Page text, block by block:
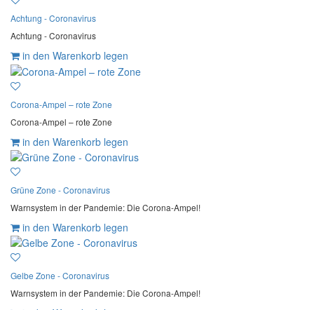
Achtung - Coronavirus
Achtung - Coronavirus
in den Warenkorb legen
Corona-Ampel – rote Zone
Corona-Ampel – rote Zone
in den Warenkorb legen
Grüne Zone - Coronavirus
Warnsystem in der Pandemie: Die Corona-Ampel!
in den Warenkorb legen
Gelbe Zone - Coronavirus
Warnsystem in der Pandemie: Die Corona-Ampel!